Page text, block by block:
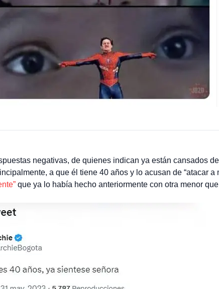
negativas, de quienes indican ya están cansados
a que él tiene 40 años y lo acusan de “atacar a
que ya lo había hecho anteriormente con otra menor